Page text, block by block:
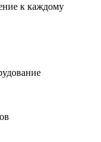
к каждому